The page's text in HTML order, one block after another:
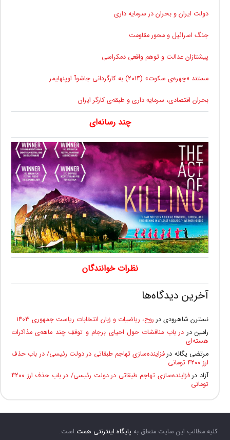
دولت ایران و بحران در سرمایه داری
جنگ اسرائیل و محور مقاومت
پیشتازان عدالت و توهم واقعی دمکراسی
مستند «چهره‌ی سکوت» (۲۰۱۴) به کارگردانی جاشوآ اوپنهایمر
بحران اقتصادی، سرمایه داری و طبقه‌ی کارگر ایران
چند رسانه‌ای
نظرات خوانندگان
آخرین دیدگاه‌ها
نسترن شاهرودی در روح، ریاضیات و زبان انتخابات ریاست جمهوری ۱۴۰۳
رامیندر در باب مناقشات حول احیای برجام و توقفِ چند ماهه‌ی مذاکرات
هسته‌ای
مرتضی یگانه در فزاینده‌سازی تهاجم طبقاتی در دولت رئیسی/ در باب حذف
ارز ۴۲۰۰ تومانی
آزاددر
فزاینده‌سازی تهاجم طبقاتی در دولت رئیسی/ در باب حذف ارز ۴۲۰۰
تومانی
کلیه مطالب این سایت متعلق به پایگاه اینترنتی همت است.